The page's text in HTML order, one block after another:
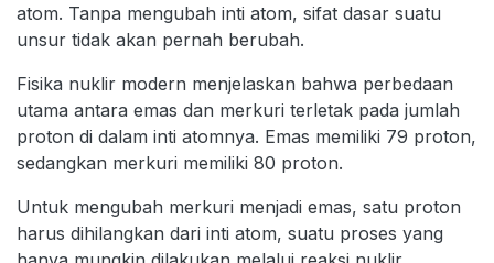
atom. Tanpa mengubah inti atom, sifat dasar suatu
unsur tidak akan pernah berubah.
Fisika nuklir modern menjelaskan bahwa perbedaan
utama antara emas dan merkuri terletak pada jumlah
proton di dalam inti atomnya. Emas memiliki 79 proton,
sedangkan merkuri memiliki 80 proton.
Untuk mengubah merkuri menjadi emas, satu proton
harus dihilangkan dari inti atom, suatu proses yang